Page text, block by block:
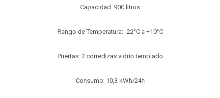
Capacidad: 900 litros
Rango de Temperatura: -22°C a +10°C
Puertas: 2 corredizas vidrio templado
Consumo: 10,3 kWh/24h